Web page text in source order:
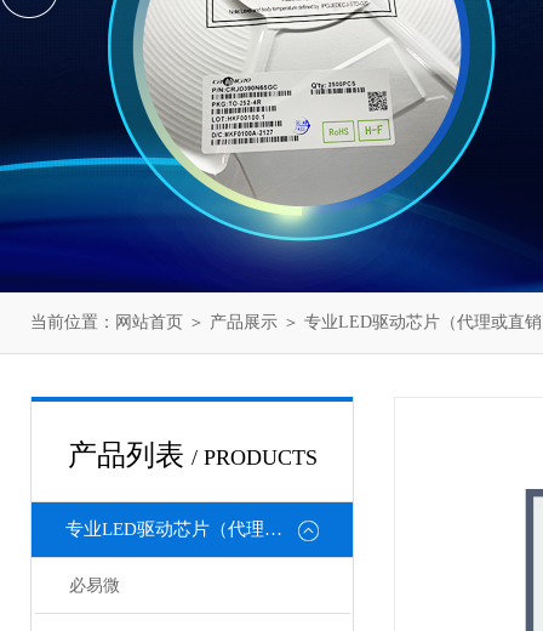
当前位置： 网站首页 ＞ 产品展示 ＞ 专业LED驱动芯片（代理或直
产品列表 / PRODUCTS
专业LED驱动芯片（代理或直销）
必易微